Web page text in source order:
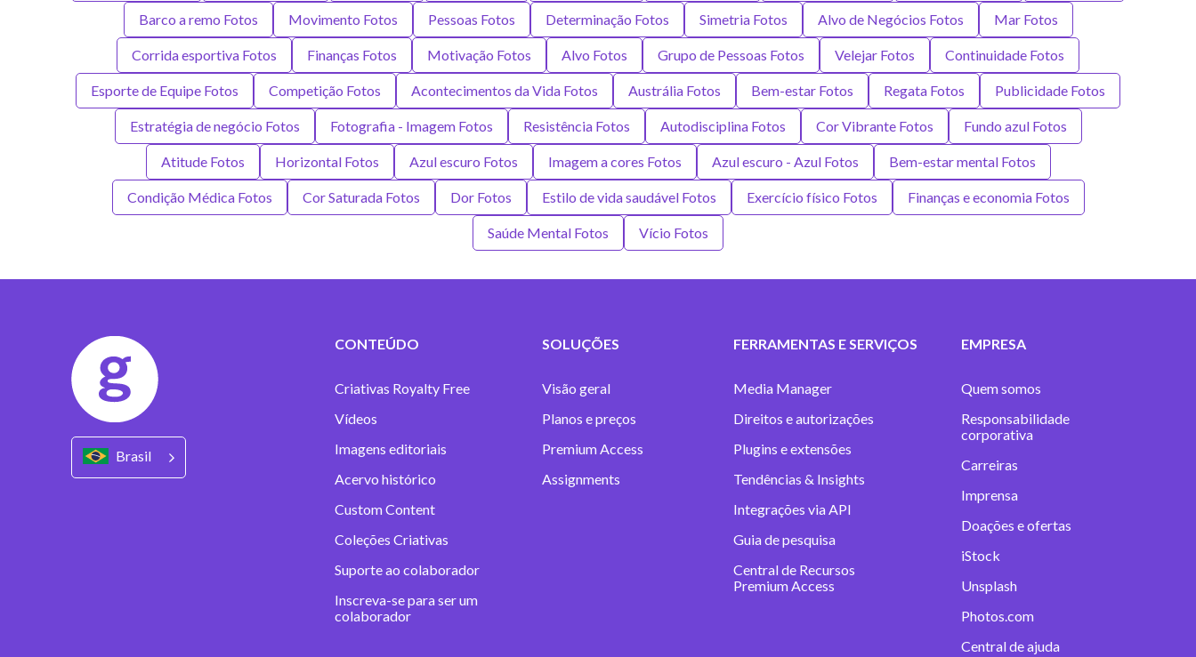
Barco a remo Fotos Movimento Fotos Pessoas Fotos Determinação Fotos Simetria Fotos Alvo de Negócios Fotos Mar Fotos
Corrida esportiva Fotos Finanças Fotos Motivação Fotos Alvo Fotos Grupo de Pessoas Fotos Velejar Fotos Continuidade Fotos
Esporte de Equipe Fotos Competição Fotos Acontecimentos da Vida Fotos Austrália Fotos Bem-estar Fotos Regata Fotos Publicidade Fotos
Estratégia de negócio Fotos Fotografia - Imagem Fotos Resistência Fotos Autodisciplina Fotos Cor Vibrante Fotos Fundo azul Fotos
Atitude Fotos Horizontal Fotos Azul escuro Fotos Imagem a cores Fotos Azul escuro - Azul Fotos Bem-estar mental Fotos
Condição Médica Fotos Cor Saturada Fotos Dor Fotos Estilo de vida saudável Fotos Exercício físico Fotos Finanças e economia Fotos
Saúde Mental Fotos Vício Fotos
Brasil
CONTEÚDO
Criativas Royalty Free
Vídeos
Imagens editoriais
Acervo histórico
Custom Content
Coleções Criativas
Suporte ao colaborador
Inscreva-se para ser um
colaborador
SOLUÇÕES
Visão geral
Planos e preços
Premium Access
Assignments
FERRAMENTAS E SERVIÇOS
Media Manager
Direitos e autorizações
Plugins e extensões
Tendências & Insights
Integrações via API
Guia de pesquisa
Central de Recursos
Premium Access
EMPRESA
Quem somos
Responsabilidade
corporativa
Carreiras
Imprensa
Doações e ofertas
iStock
Unsplash
Photos.com
Central de ajuda